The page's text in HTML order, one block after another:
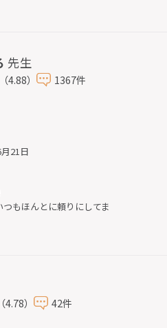
先生
4.88） 1367件
21日
もほんとに頼りにしてま
4.78） 42件